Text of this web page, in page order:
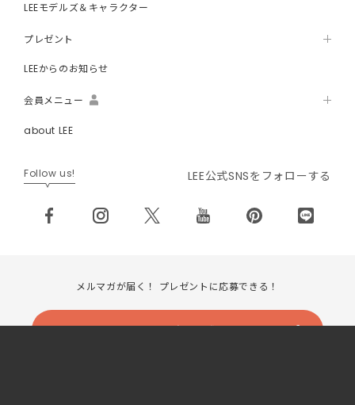
LEEモデルズ＆キャラクター
プレゼント
LEEからのお知らせ
会員メニュー
about LEE
Follow us! LEE公式SNSをフォローする
メルマガが届く！ プレゼントに応募できる！
LEEメンバーに無料で登録する